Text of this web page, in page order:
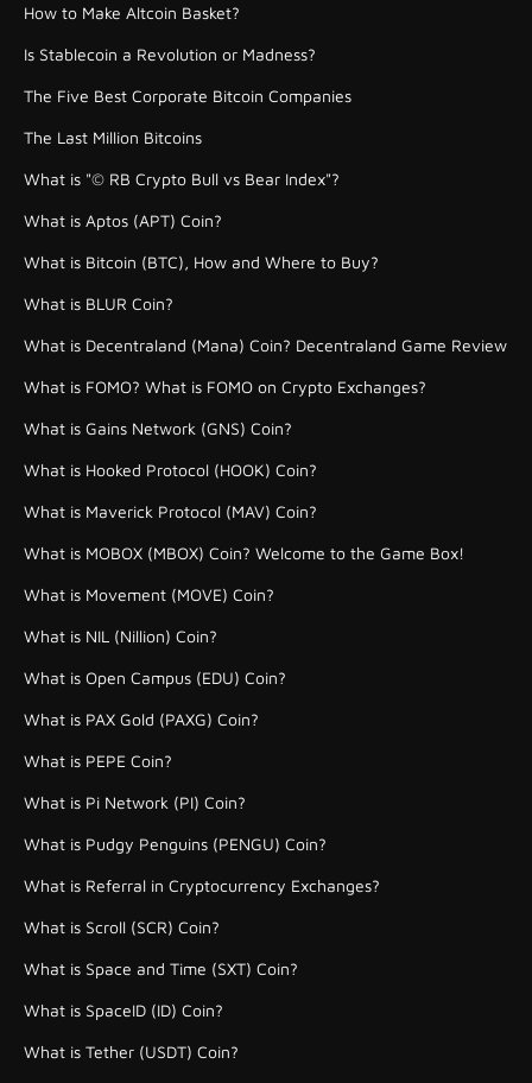
How to Make Altcoin Basket?
Is Stablecoin a Revolution or Madness?
The Five Best Corporate Bitcoin Companies
The Last Million Bitcoins
What is "© RB Crypto Bull vs Bear Index"?
What is Aptos (APT) Coin?
What is Bitcoin (BTC), How and Where to Buy?
What is BLUR Coin?
What is Decentraland (Mana) Coin? Decentraland Game Review
What is FOMO? What is FOMO on Crypto Exchanges?
What is Gains Network (GNS) Coin?
What is Hooked Protocol (HOOK) Coin?
What is Maverick Protocol (MAV) Coin?
What is MOBOX (MBOX) Coin? Welcome to the Game Box!
What is Movement (MOVE) Coin?
What is NIL (Nillion) Coin?
What is Open Campus (EDU) Coin?
What is PAX Gold (PAXG) Coin?
What is PEPE Coin?
What is Pi Network (PI) Coin?
What is Pudgy Penguins (PENGU) Coin?
What is Referral in Cryptocurrency Exchanges?
What is Scroll (SCR) Coin?
What is Space and Time (SXT) Coin?
What is SpaceID (ID) Coin?
What is Tether (USDT) Coin?